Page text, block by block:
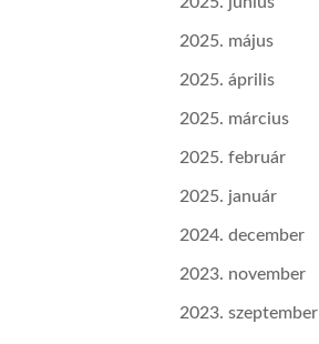
2025. május
2025. április
2025. március
2025. február
2025. január
2024. december
2023. november
2023. szeptember